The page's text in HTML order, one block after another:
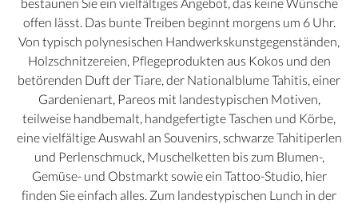
offen lässt. Das bunte Treiben beginnt morgens um 6 Uhr.
Von typisch polynesischen Handwerkskunstgegenständen,
Holzschnitzereien, Pflegeprodukten aus Kokos und den
betörenden Duft der Tiare, der Nationalblume Tahitis, einer
Gardenienart, Pareos mit landestypischen Motiven,
teilweise handbemalt, handgefertigte Taschen und Körbe,
eine vielfältige Auswahl an Souvenirs, schwarze Tahitiperlen
und Perlenschmuck, Muschelketten bis zum Blumen-,
Gemüse- und Obstmarkt sowie ein Tattoo-Studio, hier
finden Sie einfach alles. Zum landestypischen Lunch in der